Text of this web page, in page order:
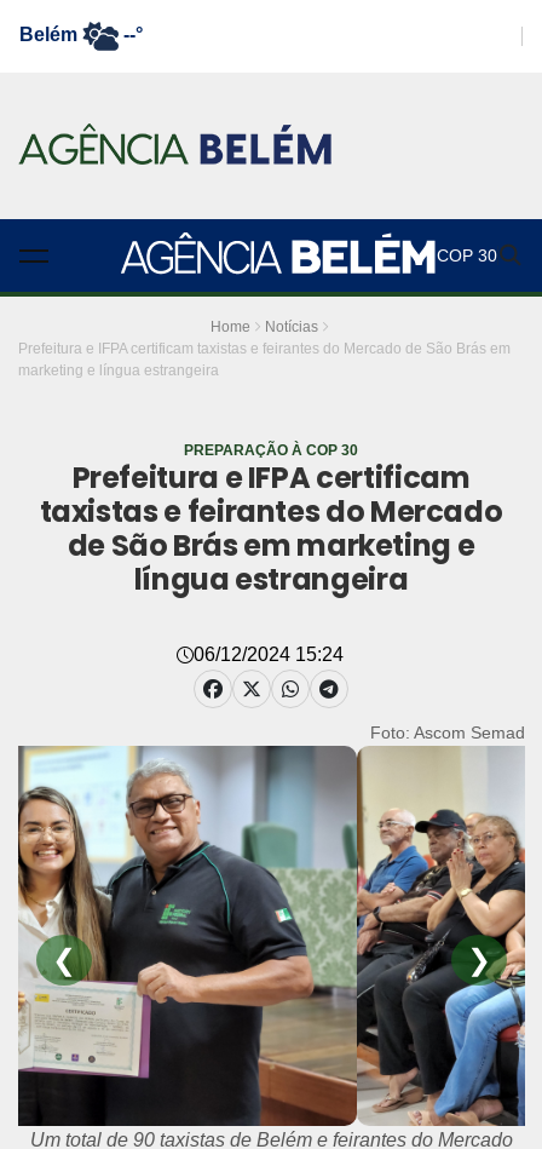
Belém --°
COP 30
Home
Notícias
Prefeitura e IFPA certificam taxistas e feirantes do Mercado de São Brás em
marketing e língua estrangeira
PREPARAÇÃO À COP 30
Prefeitura e IFPA certificam
taxistas e feirantes do Mercado
de São Brás em marketing e
língua estrangeira
06/12/2024 15:24
Foto: Ascom Semad
❮ ❯
Um total de 90 taxistas de Belém e feirantes do Mercado